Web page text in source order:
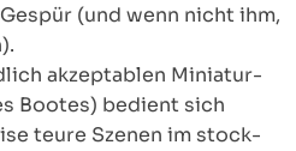
(und wenn nicht ihm,
akzeptablen Miniatur-
Bootes) bedient sich
teure Szenen im stock-